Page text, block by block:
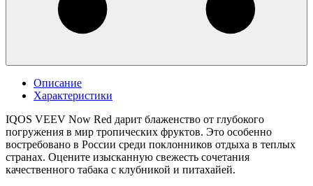
Описание
Характеристики
IQOS VEEV Now Red дарит блаженство от глубокого
погружения в мир тропических фруктов. Это особенно
востребовано в России среди поклонников отдыха в теплых
странах. Оцените изысканную свежесть сочетания
качественного табака с клубникой и питахайей.